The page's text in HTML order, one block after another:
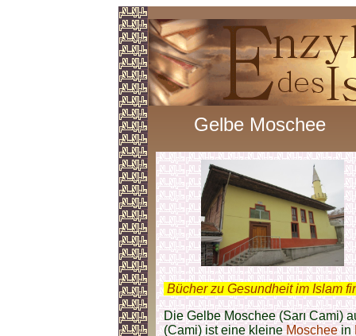
Gelbe Moschee
Bücher zu Gesundheit im Islam
Die Gelbe Moschee (Sarı Cami)
(Cami) ist eine kleineMoscheein